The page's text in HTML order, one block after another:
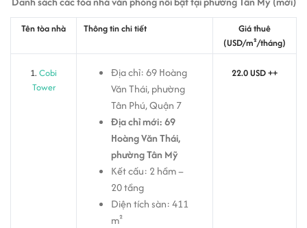
Tên tòa nhà Thông tin chi tiết
Giá thuê
(USD/m²/tháng)
1. Cobi
Tower
Địa chỉ: 69 Hoàng
Văn Thái, phường
Tân Phú, Quận 7
Địa chỉ mới: 69
Hoàng Văn Thái,
phường Tân Mỹ
Kết cấu: 2 hầm –
20 tầng
Diện tích sàn: 411
m²
22.0 USD ++